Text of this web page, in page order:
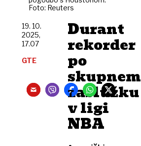
Foto: Reuters
Durant
rekorder
po
skupnem
zaslužku
v ligi
NBA
19. 10.
2025,
17.07
GTE